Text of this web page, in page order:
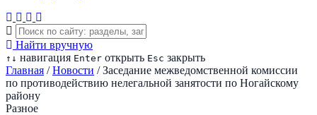
Найти вручную
↑ ↓ навигация Enter открыть Esc закрыть
Главная / Новости / Заседание межведомственной комиссии
по противодействию нелегальной занятости по Ногайскому
району
Разное